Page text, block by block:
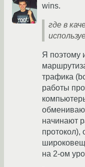
wins.
где в
Я поэтому
трафика
работы
начинают
протокол),
на 2-ом